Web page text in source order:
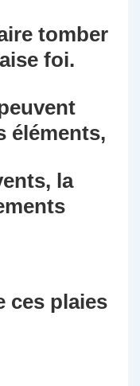
tomber
foi.
éléments,
la
ces plaies